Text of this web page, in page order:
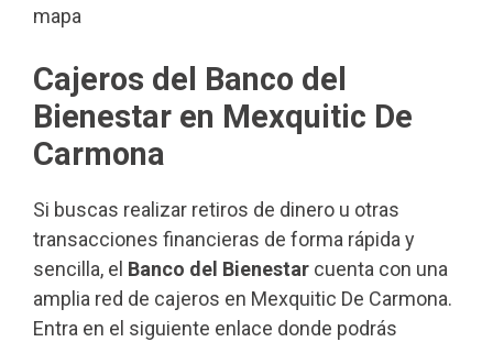
mapa
Cajeros del Banco del
Bienestar en Mexquitic De
Carmona
Si buscas realizar retiros de dinero u otras
transacciones financieras de forma rápida y
sencilla, el Banco del Bienestar cuenta con una
amplia red de cajeros en Mexquitic De Carmona.
Entra en el siguiente enlace donde podrás